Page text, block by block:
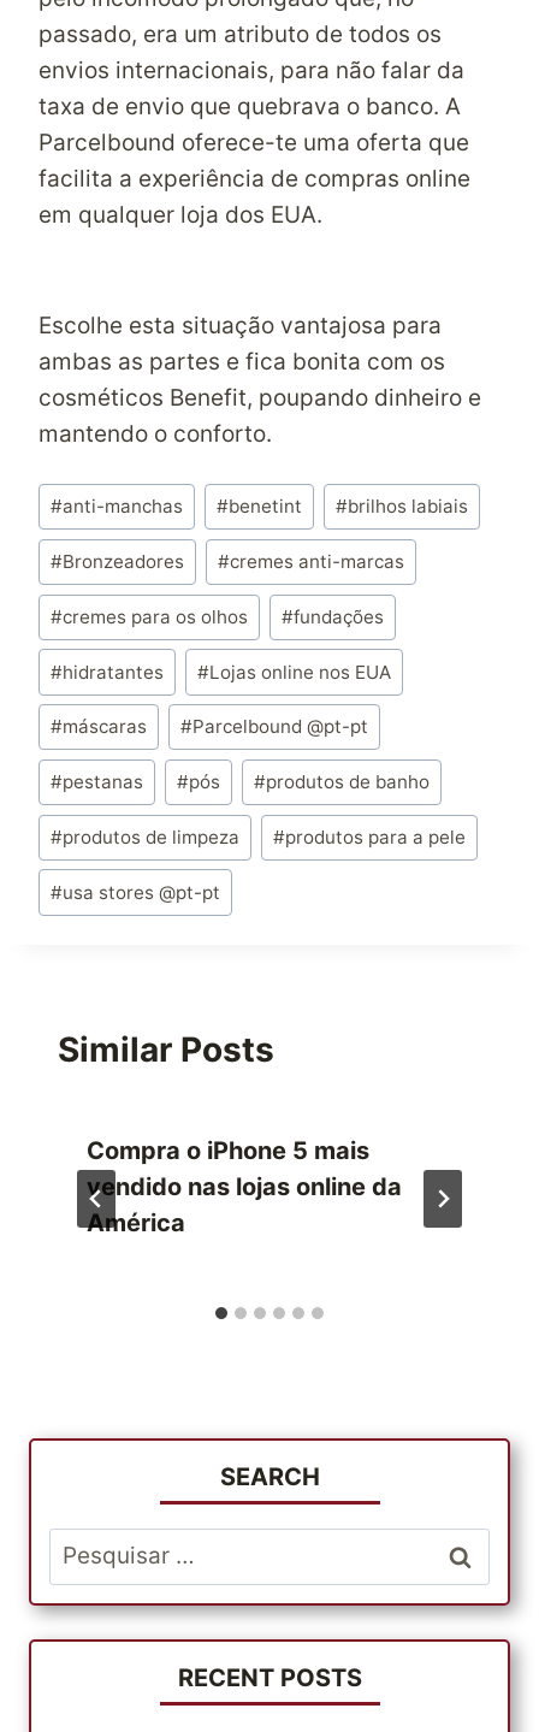
passado, era um atributo de todos os
envios internacionais, para não falar da
taxa de envio que quebrava o banco. A
Parcelbound oferece-te uma oferta que
facilita a experiência de compras online
em qualquer loja dos EUA.
Escolhe esta situação vantajosa para
ambas as partes e fica bonita com os
cosméticos Benefit, poupando dinheiro e
mantendo o conforto.
Post
Tags:
#anti-manchas #benetint #brilhos labiais
#Bronzeadores #cremes anti-marcas
#cremes para os olhos #fundações
#hidratantes #Lojas online nos EUA
#máscaras #Parcelbound @pt-pt
#pestanas #pós #produtos de banho
#produtos de limpeza #produtos para a pele
#usa stores @pt-pt
Similar Posts
Compra o iPhone 5 mais
vendido nas lojas online da
América
SEARCH
Pesquisar
por:
RECENT POSTS